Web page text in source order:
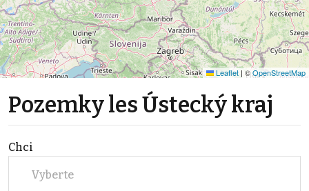
Leaflet | ©OpenStreetMap
Pozemky les Ústecký kraj
Chci
Vyberte